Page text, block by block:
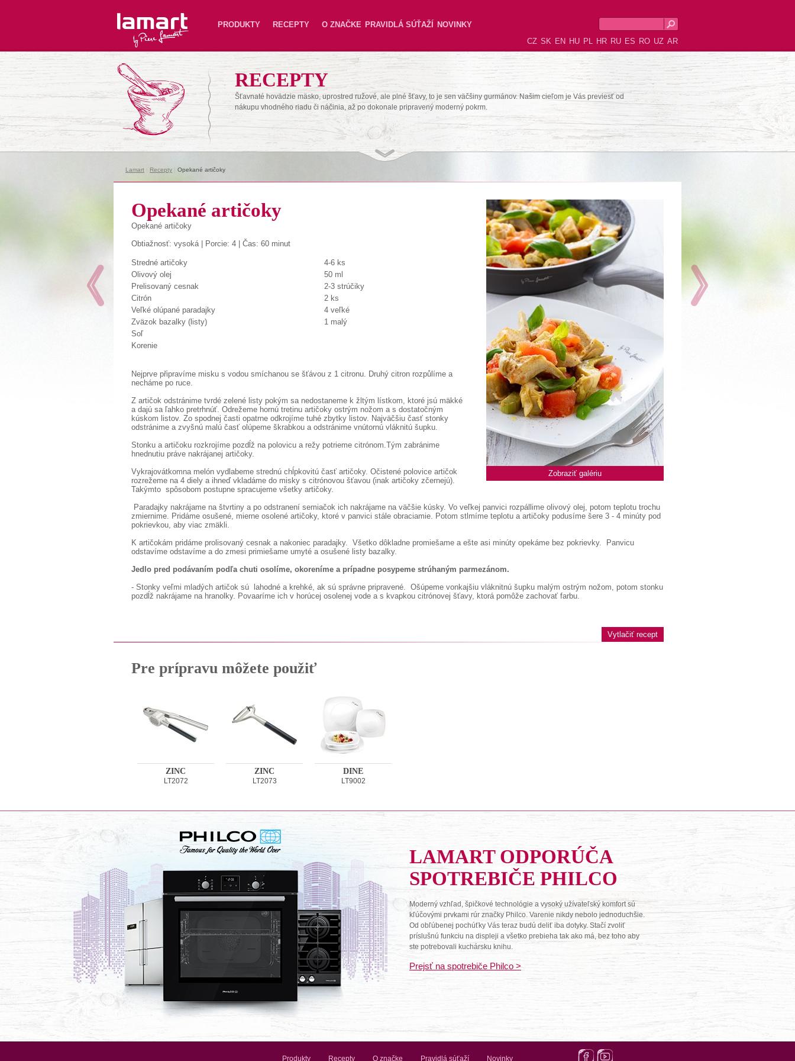
Lamart PRODUKTY RECEPTY O ZNAČKE PRAVIDLÁ SÚŤAŽÍ
NOVINKY
CZ SK EN HU PL HR RU ES RO UZ AR
RECEPTY
Šťavnaté hovädzie mäsko, uprostred ružové, ale plné šťavy, to je sen väčšiny gurmánov. Našim cieľom je Vás previesť od
nákupu vhodného riadu či náčinia, až po dokonale pripravený moderný pokrm.
Lamart Recepty Opekané artičoky
Zobraziť galériu
Opekané artičoky
Opekané artičoky
Obtiažnosť: vysoká | Porcie: 4 | Čas: 60 minut
Stredné artičoky
4-6 ks
Olivový olej
50 ml
Prelisovaný cesnak
2-3 strúčiky
Citrón
2 ks
Veľké olúpané paradajky
4 veľké
Zväzok bazalky (listy)
1 malý
Soľ
Korenie
Nejprve připravíme misku s vodou smíchanou se šťávou z 1 citronu. Druhý citron rozpůlíme a
necháme po ruce.
Z artičok odstránime tvrdé zelené listy pokým sa nedostaneme k žltým lístkom, ktoré jsú mäkké
a dajú sa ľahko pretrhnúť. Odrežeme hornú tretinu artičoky ostrým nožom a s dostatočným
kúskom listov. Zo spodnej časti opatrne odkrojíme tuhé zbytky listov. Najväčšiu časť stonky
odstránime a zvyšnú malú časť olúpeme škrabkou a odstránime vnútornú vláknitú šupku.
Stonku a artičoku rozkrojíme pozdĺž na polovicu a režy potrieme citrónom.Tým zabránime
hnednutiu práve nakrájanej artičoky.
Vykrajovátkomna melón vydlabeme strednú chĺpkovitú časť artičoky. Očistené polovice artičok
rozrežeme na 4 diely a ihneď vkladáme do misky s citrónovou šťavou (inak artičoky zčernejú).
Takýmto spôsobom postupne spracujeme všetky artičoky.
Paradajky nakrájame na štvrtiny a po odstranení semiačok ich nakrájame na väčšie kúsky. Vo veľkej panvici rozpállime olivový olej, potom teplotu trochu
zmiernime. Pridáme osušené, mierne osolené artičoky, ktoré v panvici stále obraciamie. Potom stlmíme teplotu a artičoky podusíme šere 3 - 4 minúty pod
pokrievkou, aby viac zmäkli.
K artičokám pridáme prolisovaný cesnak a nakoniec paradajky. Všetko dôkladne promiešame a ešte asi minúty opekáme bez pokrievky. Panvicu
odstavíme odstavíme a do zmesi primiešame umyté a osušené listy bazalky.
Jedlo pred podávaním podľa chuti osolíme, okoreníme a prípadne posypeme strúhaným parmezánom.
- Stonky veľmi mladých artičok sú lahodné a krehké, ak sú správne pripravené. Ošúpeme vonkajšiu vláknitnú šupku malým ostrým nožom, potom stonku
pozdĺž nakrájame na hranolky. Povaaríme ich v horúcej osolenej vode a s kvapkou citrónovej šťavy, ktorá pomôže zachovať farbu.
Vytlačiť recept
Pre prípravu môžete použiť
ZINC
LT2072
ZINC
LT2073
DINE
LT9002
LAMART ODPORÚČA
SPOTREBIČE PHILCO
Moderný vzhľad, špičkové technológie a vysoký užívateľský komfort sú
kľúčovými prvkami rúr značky Philco. Varenie nikdy nebolo jednoduchšie.
Od obľúbenej pochúťky Vás teraz budú deliť iba dotyky. Stačí zvoliť
príslušnú funkciu na displeji a všetko prebieha tak ako má, bez toho aby
ste potrebovali kuchársku knihu.
Prejsť na spotrebiče Philco >
Produkty Recepty O značke Pravidlá súťaží Novinky